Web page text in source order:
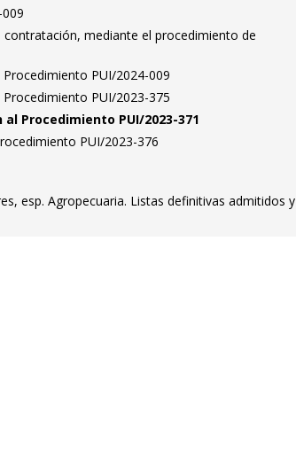
mediante el procedimiento de
PUI/2024-009
PUI/2023-375
Procedimiento PUI/2023-371
PUI/2023-376
esp. Agropecuaria. Listas definitivas admitidos y